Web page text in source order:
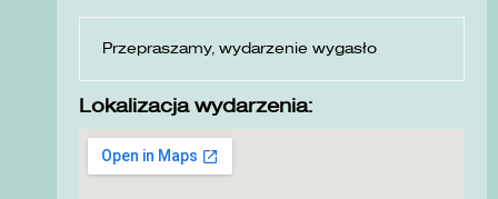
Przepraszamy, wydarzenie wygasło
Lokalizacja wydarzenia: